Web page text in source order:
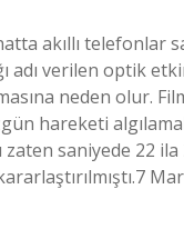
akıllı telefonlar
adı verilen optik
neden olur.
hareketi
saniyede 22 ila